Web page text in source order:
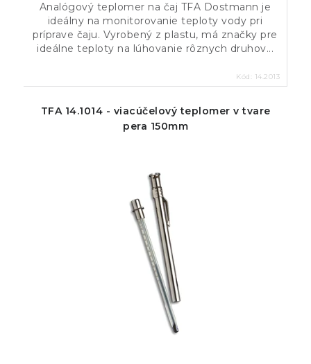
Analógový teplomer na čaj TFA Dostmann je
ideálny na monitorovanie teploty vody pri
príprave čaju. Vyrobený z plastu, má značky pre
ideálne teploty na lúhovanie rôznych druhov...
Kód: 14.2013
TFA 14.1014 - viacúčelový teplomer v tvare
pera 150mm